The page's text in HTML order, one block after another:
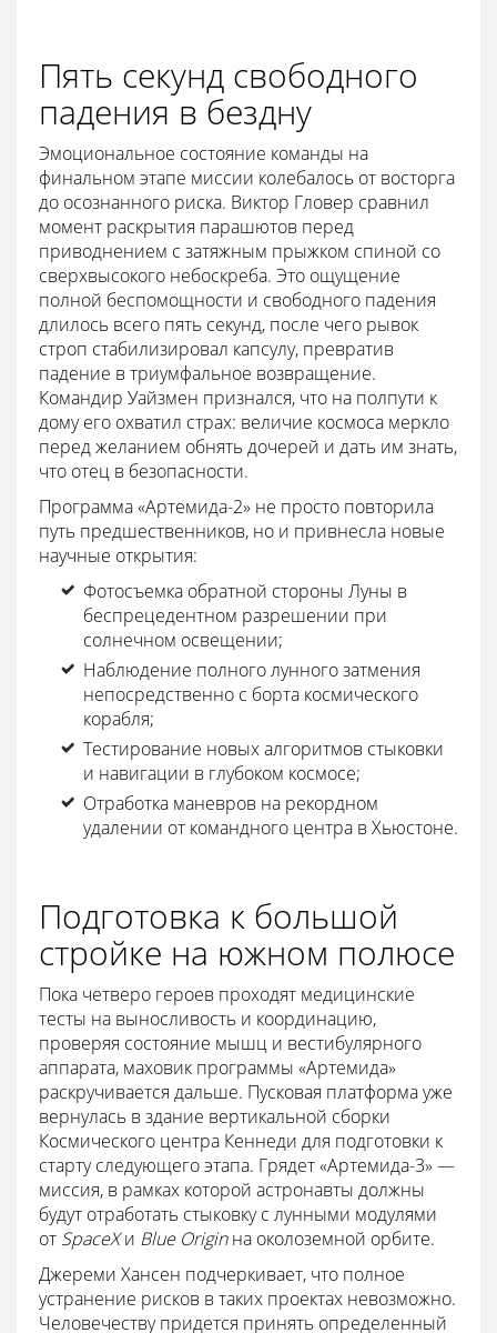
Пять секунд свободного
падения в бездну
Эмоциональное состояние команды на
финальном этапе миссии колебалось от восторга
до осознанного риска. Виктор Гловер сравнил
момент раскрытия парашютов перед
приводнением с затяжным прыжком спиной со
сверхвысокого небоскреба. Это ощущение
полной беспомощности и свободного падения
длилось всего пять секунд, после чего рывок
строп стабилизировал капсулу, превратив
падение в триумфальное возвращение.
Командир Уайзмен признался, что на полпути к
дому его охватил страх: величие космоса меркло
перед желанием обнять дочерей и дать им знать,
что отец в безопасности.
Программа «Артемида-2» не просто повторила
путь предшественников, но и привнесла новые
научные открытия:
Фотосъемка обратной стороны Луны в
беспрецедентном разрешении при
солнечном освещении;
Наблюдение полного лунного затмения
непосредственно с борта космического
корабля;
Тестирование новых алгоритмов стыковки
и навигации в глубоком космосе;
Отработка маневров на рекордном
удалении от командного центра в Хьюстоне.
Подготовка к большой
стройке на южном полюсе
Пока четверо героев проходят медицинские
тесты на выносливость и координацию,
проверяя состояние мышц и вестибулярного
аппарата, маховик программы «Артемида»
раскручивается дальше. Пусковая платформа уже
вернулась в здание вертикальной сборки
Космического центра Кеннеди для подготовки к
старту следующего этапа. Грядет «Артемида-3» —
миссия, в рамках которой астронавты должны
будут отработать стыковку с лунными модулями
от SpaceXи Blue Originна околоземной орбите.
Джереми Хансен подчеркивает, что полное
устранение рисков в таких проектах невозможно.
Человечеству придется принять определенный